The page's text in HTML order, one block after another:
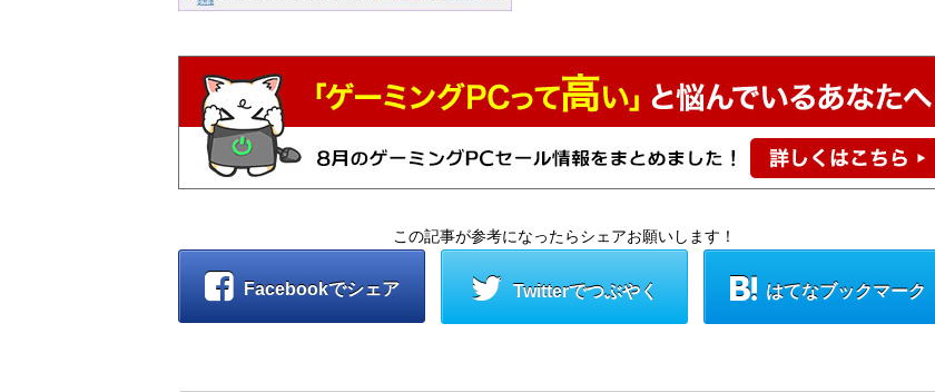
この記事が参考になったらシェアお願いします！
Facebookでシェア Twitterでつぶやく はてなブックマーク